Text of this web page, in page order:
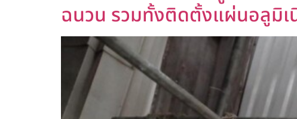
ฉนวน รวมทั้งติดตั้งแผ่นอลูมิเ